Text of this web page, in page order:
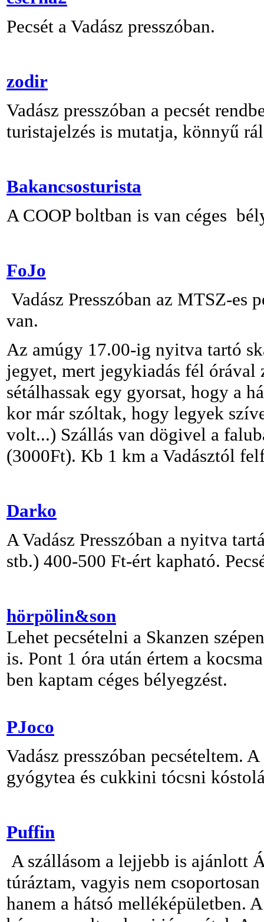
Pecsét a Vadász presszóban.
zodir
Vadász presszóban a pecsét
turistajelzés is mutatja, könnyű
Bakancsosturista
A COOP boltban is van céges
FoJo
Vadász Presszóban az MTSZ-es
van.
Az amúgy 17.00-ig nyitva tartó
jegyet, mert jegykiadás fél
sétálhassak egy gyorsat, hogy a
kor már szóltak, hogy legyek
volt...) Szállás van dögivel a
(3000Ft). Kb 1 km a Vadásztól
Darko
A Vadász Presszóban a nyitva
stb.) 400-500 Ft-ért kapható.
hörpölin&son
Lehet pecsételni a Skanzen
is. Pont 1 óra után értem a
ben kaptam céges bélyegzést.
PJoco
Vadász presszóban pecsételtem.
gyógytea és cukkini tócsni
Puffin
A szállásom a lejjebb is ajánlott
túráztam, vagyis nem
hanem a hátsó melléképületben.